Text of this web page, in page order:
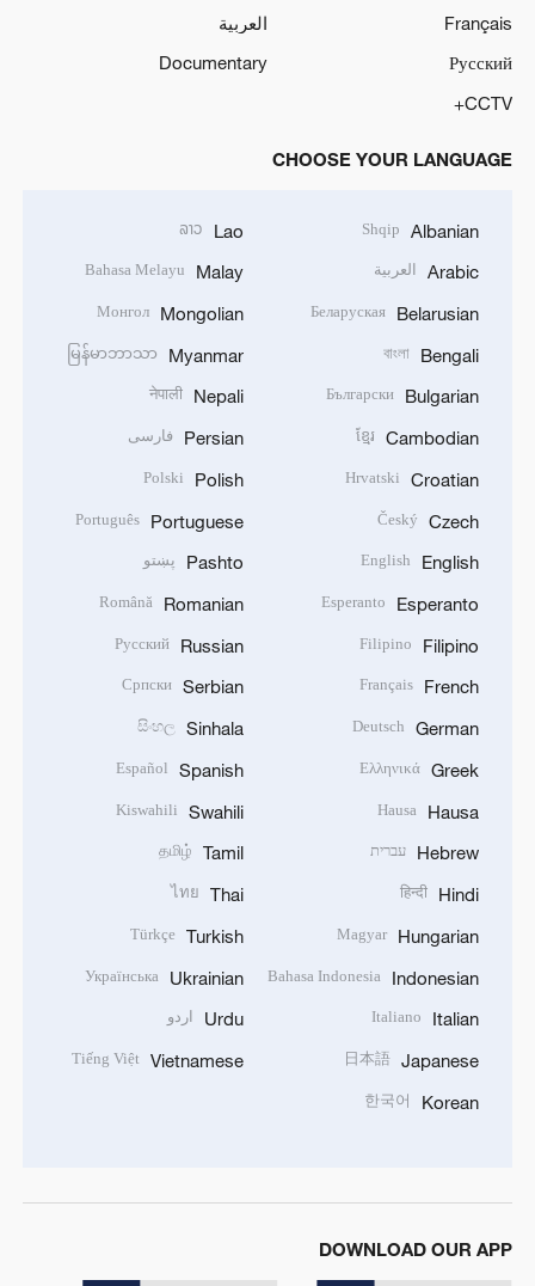
Français
العربية
Русский
Documentary
CCTV+
CHOOSE YOUR LANGUAGE
Albanian
Shqip
Arabic العربية
Belarusian
Беларуская
Bengali
বাংলা
Bulgarian
Български
Cambodian
ខ្មែរ
Croatian
Hrvatski
Czech
Český
English
English
Esperanto
Esperanto
Filipino
Filipino
French
Français
German
Deutsch
Greek
Ελληνικά
Hausa
Hausa
Hebrew עברית
Hindi
हिन्दी
Hungarian
Magyar
Indonesian
Bahasa Indonesia
Italian
Italiano
Japanese
日本語
Korean
한국어
Lao
ລາວ
Malay
Bahasa Melayu
Mongolian
Монгол
Myanmar
မြန်မာဘာသာ
Nepali
नेपाली
Persian فارسی
Polish
Polski
Portuguese
Português
Pashto پښتو
Romanian
Română
Russian
Русский
Serbian
Српски
Sinhala
සිංහල
Spanish
Español
Swahili
Kiswahili
Tamil
தமிழ்
Thai
ไทย
Turkish
Türkçe
Ukrainian
Українська
Urdu اردو
Vietnamese
Tiếng Việt
DOWNLOAD OUR APP